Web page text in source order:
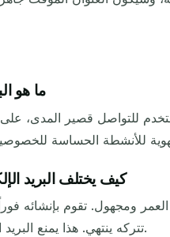
ما هو
للتواصل قصير
كيف يختلف البريد
العمر ومجهول. تقوم
تتركه ينتهي. هذا يمنع البريد العشوائي واختراقات البيانات والمتابعات غير المرغوب فيها.